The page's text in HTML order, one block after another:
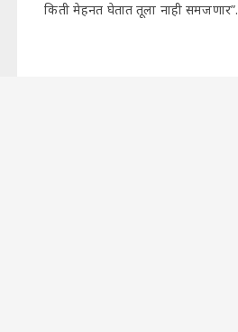
किती मेहनत घेतात तूला नाही समजणार”.